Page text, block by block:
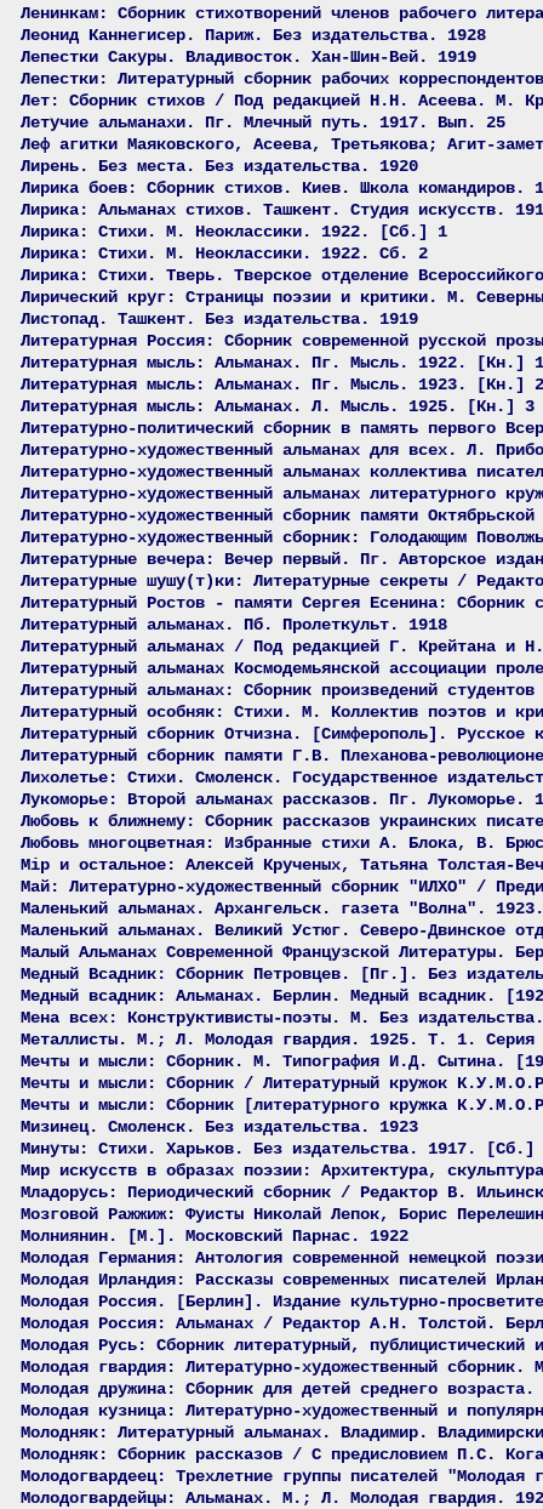
Ленинкам: Сборник стихотворений членов рабочего
Леонид Каннегисер. Париж. Без издательства. 1928
Лепестки Сакуры. Владивосток. Хан-Шин-Вей. 1919
Лепестки: Литературный сборник рабочих
Лет: Сборник стихов / Под редакцией Н.Н. Асеева. М.
Летучие альманахи. Пг. Млечный путь. 1917. Вып. 25
Леф агитки Маяковского, Асеева, Третьякова; Агит-
Лирень. Без места. Без издательства. 1920
Лирика боев: Сборник стихов. Киев. Школа командиров.
Лирика: Альманах стихов. Ташкент. Студия искусств.
Лирика: Стихи. М. Неоклассики. 1922. [Сб.] 1
Лирика: Стихи. М. Неоклассики. 1922. Сб. 2
Лирика: Стихи. Тверь. Тверское отделение
Лирический круг: Страницы поэзии и критики. М.
Листопад. Ташкент. Без издательства. 1919
Литературная Россия: Сборник современной русской
Литературная мысль: Альманах. Пг. Мысль. 1922. [Кн.] 1
Литературная мысль: Альманах. Пг. Мысль. 1923. [Кн.] 2
Литературная мысль: Альманах. Л. Мысль. 1925. [Кн.] 3
Литературно-политический сборник в память первого
Литературно-художественный альманах для всех. Л.
Литературно-художественный альманах коллектива
Литературно-художественный альманах литературного
Литературно-художественный сборник памяти
Литературно-художественный сборник: Голодающим
Литературные вечера: Вечер первый. Пг. Авторское
Литературные шушу(т)ки: Литературные секреты /
Литературный Ростов - памяти Сергея Есенина:
Литературный альманах. Пб. Пролеткульт. 1918
Литературный альманах / Под редакцией Г. Крейтана и
Литературный альманах Космодемьянской ассоциации
Литературный альманах: Сборник произведений
Литературный особняк: Стихи. М. Коллектив поэтов и
Литературный сборник Отчизна. [Симферополь].
Литературный сборник памяти Г.В. Плеханова-
Лихолетье: Стихи. Смоленск. Государственное
Лукоморье: Второй альманах рассказов. Пг. Лукоморье.
Любовь к ближнему: Сборник рассказов украинских
Любовь многоцветная: Избранные стихи А. Блока, В.
Мiр и остальное: Алексей Крученых, Татьяна Толстая-
Май: Литературно-художественный сборник "ИЛХО" /
Маленький альманах. Архангельск. газета "Волна".
Маленький альманах. Великий Устюг. Северо-Двинское
Малый Альманах Современной Французской Литературы.
Медный Всадник: Сборник Петровцев. [Пг.]. Без
Медный всадник: Альманах. Берлин. Медный всадник.
Мена всех: Конструктивисты-поэты. М. Без
Металлисты. М.; Л. Молодая гвардия. 1925. Т. 1. Серия
Мечты и мысли: Сборник. М. Типография И.Д. Сытина.
Мечты и мысли: Сборник / Литературный кружок
Мечты и мысли: Сборник [литературного кружка
Мизинец. Смоленск. Без издательства. 1923
Минуты: Стихи. Харьков. Без издательства. 1917. [Сб.]
Мир искусств в образах поэзии: Архитектура,
Младорусь: Периодический сборник / Редактор В.
Мозговой Ражжиж: Фуисты Николай Лепок, Борис
Молниянин. [М.]. Московский Парнас. 1922
Молодая Германия: Антология современной немецкой
Молодая Ирландия: Рассказы современных писателей
Молодая Россия. [Берлин]. Издание культурно-
Молодая Россия: Альманах / Редактор А.Н. Толстой.
Молодая Русь: Сборник литературный,
Молодая гвардия: Литературно-художественный
Молодая дружина: Сборник для детей среднего
Молодая кузница: Литературно-художественный и
Молодняк: Литературный альманах. Владимир.
Молодняк: Сборник рассказов / С предисловием П.С.
Молодогвардеец: Трехлетние группы писателей
Молодогвардейцы: Альманах. М.; Л. Молодая гвардия.